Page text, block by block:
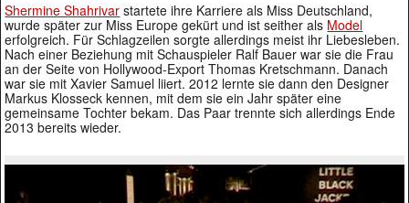
Shermine Shahrivar startete ihre Karriere als Miss Deutschland,
wurde später zur Miss Europe gekürt und ist seither als Model
erfolgreich. Für Schlagzeilen sorgte allerdings meist ihr Liebesleben.
Nach einer Beziehung mit Schauspieler Ralf Bauer war sie die Frau
an der Seite von Hollywood-Export Thomas Kretschmann. Danach
war sie mit Xavier Samuel liiert. 2012 lernte sie dann den Designer
Markus Klosseck kennen, mit dem sie ein Jahr später eine
gemeinsame Tochter bekam. Das Paar trennte sich allerdings Ende
2013 bereits wieder.